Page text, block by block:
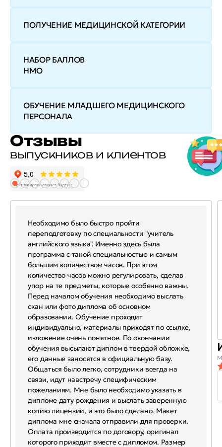
ПОЛУЧЕНИЕ МЕДИЦИНСКОЙ КАТЕГОРИИ
НАБОР БАЛЛОВ
НМО
ОБУЧЕНИЕ МЛАДШЕГО МЕДИЦИНСКОГО
ПЕРСОНАЛА
Отзывы
выпускников и клиентов
Необходимо было быстро пройти
переподготовку по специальности "учитель
английского языка". Именно здесь была
программа с такой специальностью и самым
большим количеством часов. При этом
количество часов можно регулировать, сделав
упор на те предметы, которые особенно важны.
Перед началом обучения необходимо выслать
скан или фото диплома об основном
образовании. Обучение проходит
индивидуально, материалы приходят по ссылке,
изложение очень понятное. По окончании
обучения высылают диплом в твердой обложке,
его данные заносятся в официальную базу.
Общаться было легко, сотрудники всегда на
связи, идут навстречу специфическим
пожеланиям. Мне было необходимо указать в
дипломе дату рождения и выслать заверенную
копию лицензии, и это было сделано. Макет
диплома мне сначала отправили для проверки.
Оплата производится по договору, оригинал
которого приходит вместе с дипломом. Размер